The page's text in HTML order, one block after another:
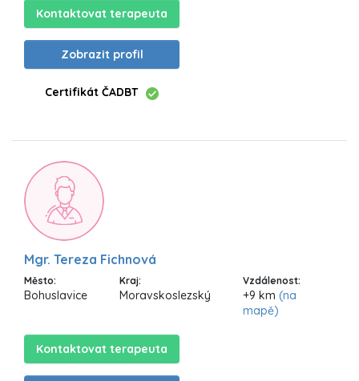
Kontaktovat terapeuta
Zobrazit profil
Certifikát ČADBT
Mgr. Tereza Fichnová
Město:
Bohuslavice
Kraj:
Moravskoslezský
Vzdálenost:
+9 km (na
mapě)
Kontaktovat terapeuta